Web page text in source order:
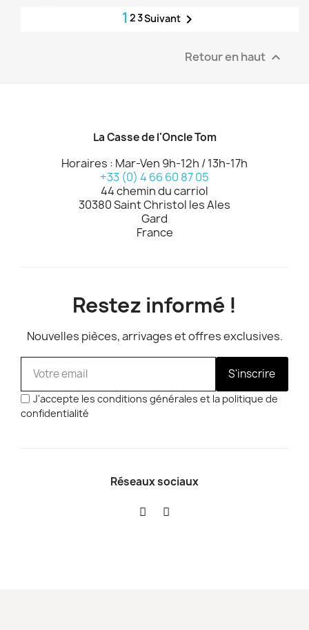
1 23Suivant 
Retour en haut 
La Casse de l'Oncle Tom
Horaires : Mar-Ven 9h-12h / 13h-17h
+33 (0) 4 66 60 87 05
44 chemin du carriol
30380 Saint Christol les Ales
Gard
France
Restez informé !
Nouvelles pièces, arrivages et offres exclusives.
S'inscrire
J'accepte les conditions générales et la politique de
confidentialité
Réseaux sociaux